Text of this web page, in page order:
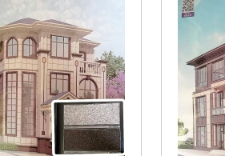
收藏